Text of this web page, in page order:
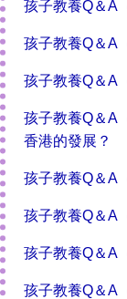
孩子教養Q＆A
孩子教養Q＆A
孩子教養Q＆A
孩子教養Q＆A
香港的發展？
孩子教養Q＆A
孩子教養Q＆A
孩子教養Q＆A
孩子教養Q＆A